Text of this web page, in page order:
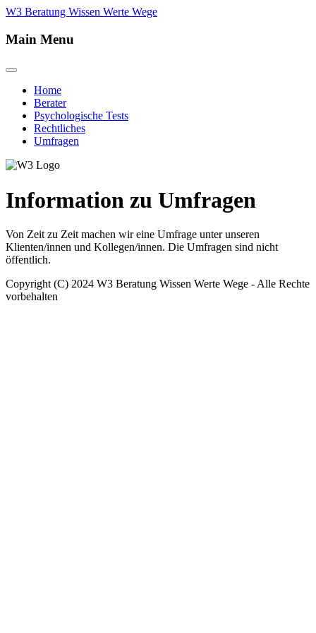
W3 Beratung Wissen Werte Wege
Main Menu
Home
Berater
Psychologische Tests
Rechtliches
Umfragen
Information zu Umfragen
Von Zeit zu Zeit machen wir eine Umfrage unter unseren
Klienten/innen und Kollegen/innen. Die Umfragen sind nicht
öffentlich.
Copyright (C) 2024 W3 Beratung Wissen Werte Wege - Alle Rechte
vorbehalten